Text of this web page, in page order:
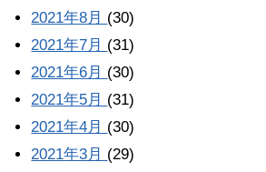
2021年8月 (30)
2021年7月 (31)
2021年6月 (30)
2021年5月 (31)
2021年4月 (30)
2021年3月 (29)